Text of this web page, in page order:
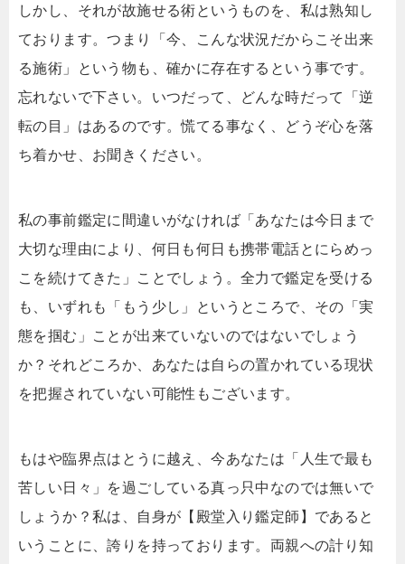
しかし、それが故施せる術というものを、私は熟知し
ております。つまり「今、こんな状況だからこそ出来
る施術」という物も、確かに存在するという事です。
忘れないで下さい。いつだって、どんな時だって「逆
転の目」はあるのです。慌てる事なく、どうぞ心を落
ち着かせ、お聞きください。
私の事前鑑定に間違いがなければ「あなたは今日まで
大切な理由により、何日も何日も携帯電話とにらめっ
こを続けてきた」ことでしょう。全力で鑑定を受ける
も、いずれも「もう少し」というところで、その「実
態を掴む」ことが出来ていないのではないでしょう
か？それどころか、あなたは自らの置かれている現状
を把握されていない可能性もございます。
もはや臨界点はとうに越え、今あなたは「人生で最も
苦しい日々」を過ごしている真っ只中なのでは無いで
しょうか？私は、自身が【殿堂入り鑑定師】であると
いうことに、誇りを持っております。両親への計り知